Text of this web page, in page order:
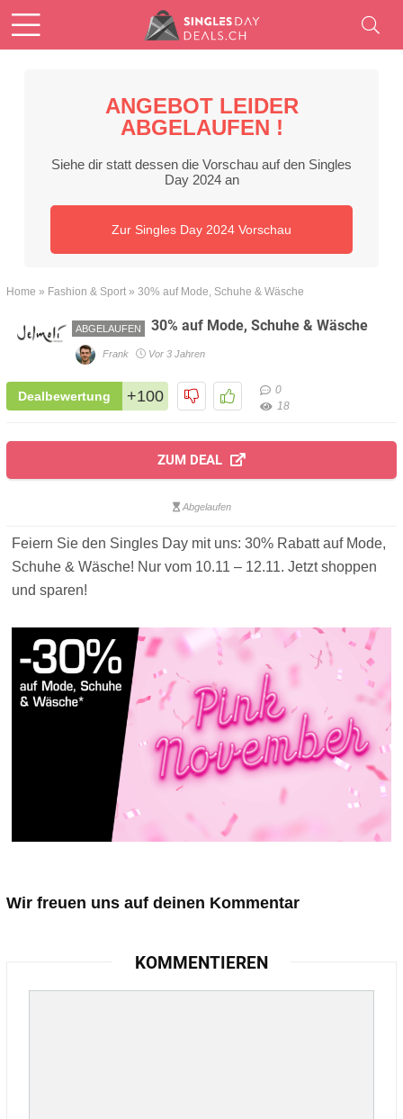
ANGEBOT LEIDER
ABGELAUFEN !
Siehe dir statt dessen die Vorschau auf den Singles
Day 2024 an
Zur Singles Day 2024 Vorschau
Home » Fashion & Sport » 30% auf Mode, Schuhe & Wäsche
ABGELAUFEN 30% auf Mode, Schuhe & Wäsche
Frank Vor 3 Jahren
Dealbewertung +100
0
18
ZUM DEAL
Abgelaufen
Feiern Sie den Singles Day mit uns: 30% Rabatt auf Mode,
Schuhe & Wäsche! Nur vom 10.11 – 12.11. Jetzt shoppen
und sparen!
Wir freuen uns auf deinen Kommentar
KOMMENTIEREN